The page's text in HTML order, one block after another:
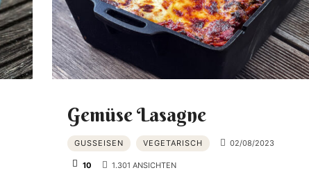
PRODUKTTESTS
BBQ
Gemüse Lasagne
GUSSEISEN VEGETARISCH 02/08/2023
10 1.301 ANSICHTEN